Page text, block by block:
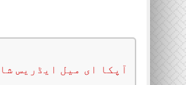
آپکا ای میل ایڈریس